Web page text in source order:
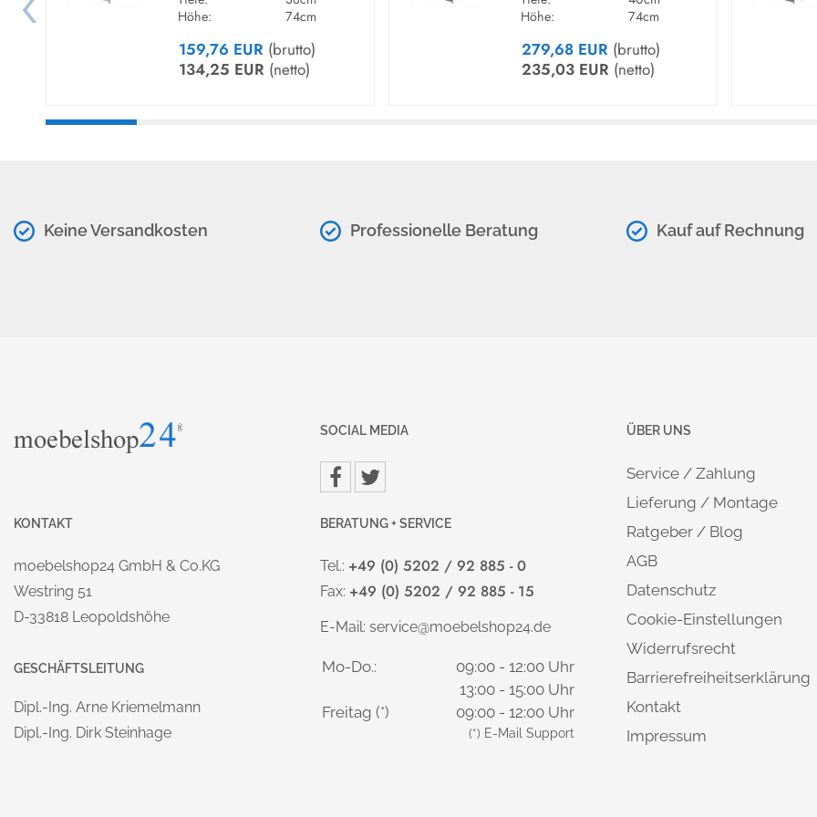
Die Lieferung erfolgt
Montageservice mit
Höhe:
74cm
159,76 EUR(brutto)
134,25 EUR (netto)
Höhe:
74cm
279,68 EUR(brutto)
235,03 EUR (netto)
Keine Versandkosten Professionelle Beratung Kauf auf Rechnung
KONTAKT
moebelshop24 GmbH & Co.KG
Westring 51
D-33818 Leopoldshöhe
GESCHÄFTSLEITUNG
Dipl.-Ing. Arne Kriemelmann
Dipl.-Ing. Dirk Steinhage
SOCIAL MEDIA
BERATUNG + SERVICE
Tel.: +49 (0) 5202 / 92 885 - 0
Fax: +49 (0) 5202 / 92 885 - 15
E-Mail: service@moebelshop24.de
Mo-Do.:
09:00 - 12:00 Uhr
13:00 - 15:00 Uhr
Freitag (*)
09:00 - 12:00 Uhr
(*) E-Mail Support
ÜBER UNS
Service / Zahlung
Lieferung / Montage
Ratgeber / Blog
AGB
Datenschutz
Cookie-Einstellungen
Widerrufsrecht
Barrierefreiheitserklärung
Kontakt
Impressum